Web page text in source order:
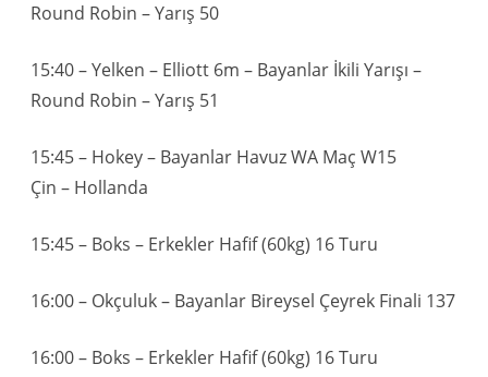
Round Robin – Yarış 50
15:40 – Yelken – Elliott 6m – Bayanlar İkili Yarışı –
Round Robin – Yarış 51
15:45 – Hokey – Bayanlar Havuz WA Maç W15
Çin – Hollanda
15:45 – Boks – Erkekler Hafif (60kg) 16 Turu
16:00 – Okçuluk – Bayanlar Bireysel Çeyrek Finali 137
16:00 – Boks – Erkekler Hafif (60kg) 16 Turu